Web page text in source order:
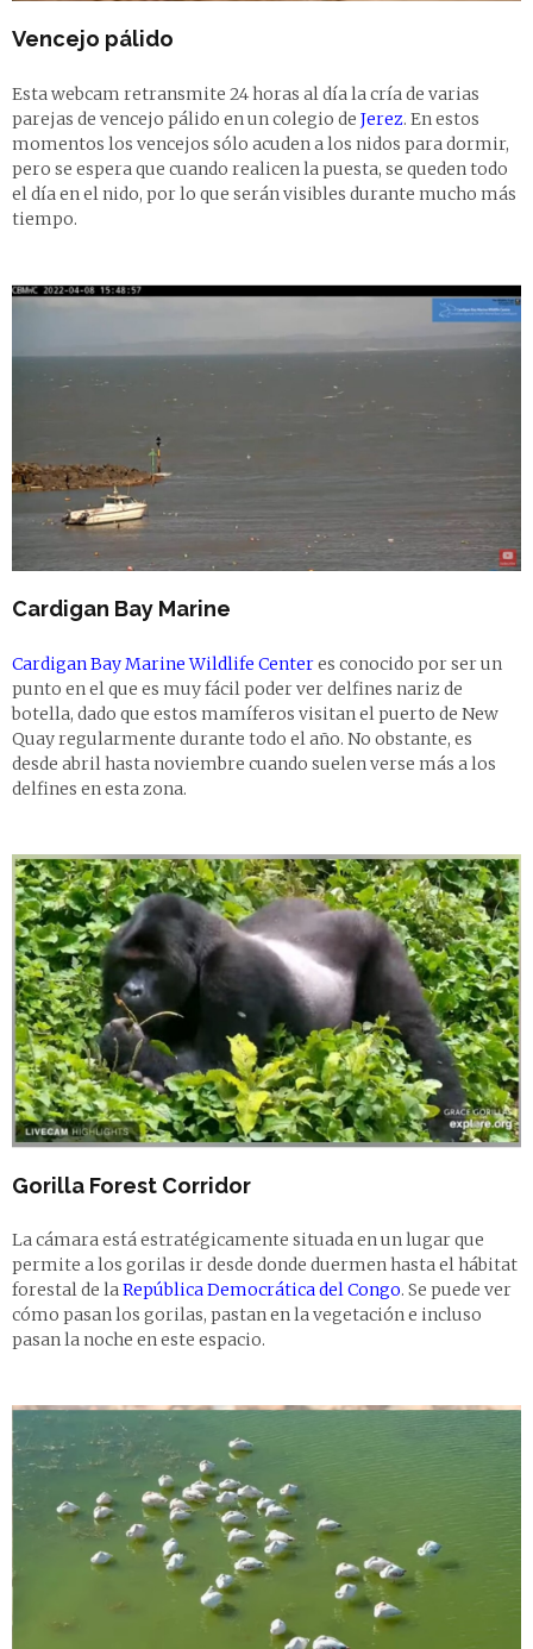
Vencejo pálido
Esta webcam retransmite 24 horas al día la cría de varias
parejas de vencejo pálido en un colegio de Jerez. En estos
momentos los vencejos sólo acuden a los nidos para dormir,
pero se espera que cuando realicen la puesta, se queden todo
el día en el nido, por lo que serán visibles durante mucho más
tiempo.
Cardigan Bay Marine
Cardigan Bay Marine Wildlife Centeres conocido por ser un
punto en el que es muy fácil poder ver delfines nariz de
botella, dado que estos mamíferos visitan el puerto de New
Quay regularmente durante todo el año. No obstante, es
desde abril hasta noviembre cuando suelen verse más a los
delfines en esta zona.
Gorilla Forest Corridor
La cámara está estratégicamente situada en un lugar que
permite a los gorilas ir desde donde duermen hasta el hábitat
forestal de laRepública Democrática del Congo. Se puede ver
cómo pasan los gorilas, pastan en la vegetación e incluso
pasan la noche en este espacio.